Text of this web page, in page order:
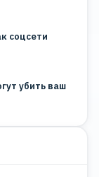
соцсети
убить ваш